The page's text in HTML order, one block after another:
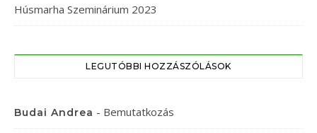
Húsmarha Szeminárium 2023
LEGUTÓBBI HOZZÁSZÓLÁSOK
Budai Andrea - Bemutatkozás